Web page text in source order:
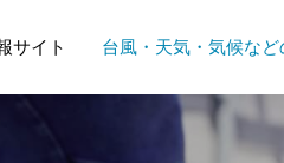
サイト 台風・天気・気候など